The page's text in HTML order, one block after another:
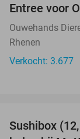
Entree voor
Ouwehands
Rhenen
Verkocht: 3.677
Sushibox